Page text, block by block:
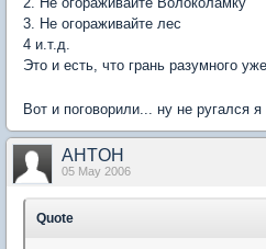
3. Не огораживайте лес
4 и.т.д.
Это и есть, что грань разумного
Вот и поговорили... ну не ругался
AHTOH
05 May 2006
Quote